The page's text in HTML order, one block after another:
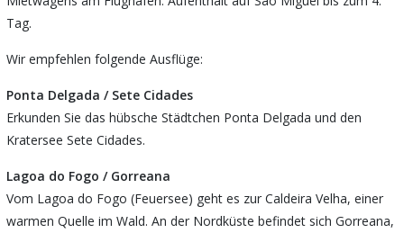
Tag.
Wir empfehlen folgende Ausflüge:
Ponta Delgada / Sete Cidades
Erkunden Sie das hübsche Städtchen Ponta Delgada und den
Kratersee Sete Cidades.
Lagoa do Fogo / Gorreana
Vom Lagoa do Fogo (Feuersee) geht es zur Caldeira Velha, einer
warmen Quelle im Wald. An der Nordküste befindet sich Gorreana,